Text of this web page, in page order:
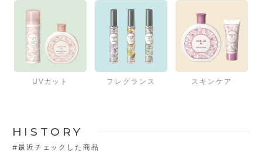
UVカット フレグランス スキンケア
HISTORY
#最近チェックした商品